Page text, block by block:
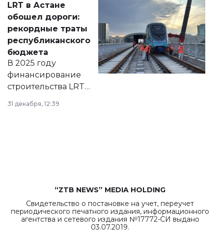
документ
появился в базе
нормативных
правовых актов и
на сайте маслихат
города.
LRT в Астане
обошел дороги:
рекордные траты
республиканского
бюджета
В 2025 году
финансирование
строительства LRT
в Астане из
республиканского
31 декабря, 12:39
“ZTB NEWS” MEDIA HOLDING
Свидетельство о постановке на учет, переучет
периодического печатного издания, информационного
агентства и сетевого издания №17772-СИ выдано
03.07.2019.